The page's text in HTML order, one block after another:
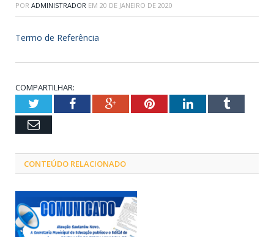
POR ADMINISTRADOR EM 20 DE JANEIRO DE 2020
Termo de Referência
COMPARTILHAR:
TwitterFacebookGoogle+PinterestLinkedInTumblr
Email
CONTEÚDO RELACIONADO